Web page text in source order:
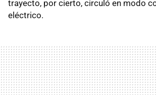
trayecto, por cierto, circuló en modo
eléctrico.